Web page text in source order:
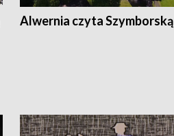
Alwernia czyta Szymborską